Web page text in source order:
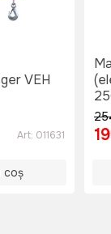
VEH
Art: 011631
coș